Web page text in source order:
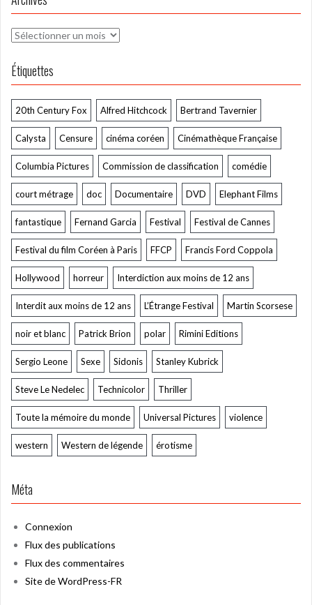
Archives
Étiquettes
20th Century Fox Alfred Hitchcock Bertrand Tavernier
Calysta Censure cinéma coréen Cinémathèque Française
Columbia Pictures Commission de classification comédie
court métrage doc Documentaire DVD Elephant Films
fantastique Fernand Garcia Festival Festival de Cannes
Festival du film Coréen à Paris FFCP Francis Ford Coppola
Hollywood horreur Interdiction aux moins de 12 ans
Interdit aux moins de 12 ans L’Étrange Festival Martin Scorsese
noir et blanc Patrick Brion polar Rimini Editions
Sergio Leone Sexe Sidonis Stanley Kubrick
Steve Le Nedelec Technicolor Thriller
Toute la mémoire du monde Universal Pictures violence
western Western de légende érotisme
Méta
Connexion
Flux des publications
Flux des commentaires
Site de WordPress-FR